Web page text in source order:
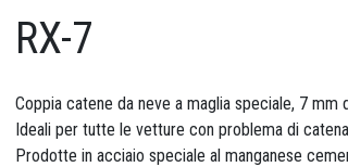
RX-7
Coppia catene da neve a maglia speciale, 7 mm
Ideali per tutte le vetture con problema di
Prodotte in acciaio speciale al manganese